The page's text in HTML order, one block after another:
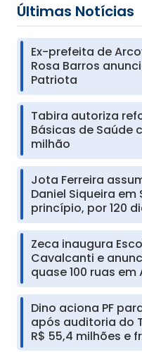
Últimas Notícias
Ex-prefeita de
Rosa Barros
Patriota
Tabira autoriza
Básicas de Saúde
milhão
Jota Ferreira
Daniel Siqueira
princípio, por 120
Zeca inaugura
Cavalcanti e
quase 100 ruas
Dino aciona PF
após auditoria do
R$ 55,4 milhões e